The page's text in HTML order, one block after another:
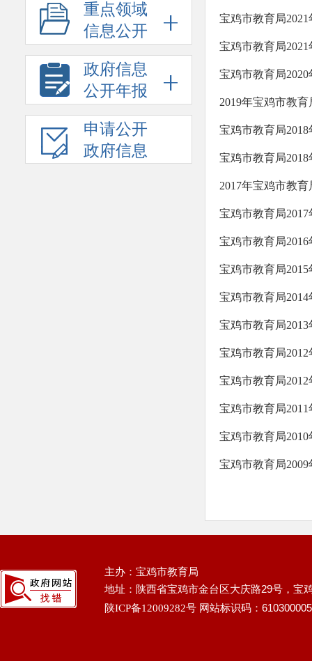
重点领域
信息公开
政府信息
公开年报
申请公开
政府信息
宝鸡市教育局
宝鸡市教育局
宝鸡市教育局
2019年宝鸡市教
宝鸡市教育局
宝鸡市教育局
2017年宝鸡市教
宝鸡市教育局
宝鸡市教育局
宝鸡市教育局
宝鸡市教育局
宝鸡市教育局
宝鸡市教育局
宝鸡市教育局
宝鸡市教育局
宝鸡市教育局
宝鸡市教育局
主办：宝鸡市教育局
地址：陕西省宝鸡市金台区大庆路29号，宝
陕ICP备12009282号 网站标识码：